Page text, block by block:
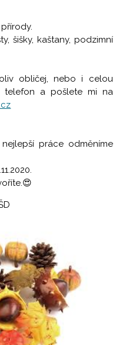
šišky, kaštany, podzimní
obličej, nebo i celou
telefon a pošlete mi na
práce odměníme